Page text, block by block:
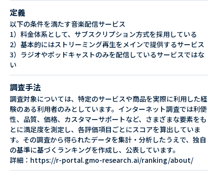
定義
以下の条件を満たす音楽配信サービス
1）料金体系として、サブスクリプション方式を採用している
2）基本的にはストリーミング再生をメインで提供するサービス
3）ラジオやポッドキャストのみを配信しているサービスではな
い
調査手法
調査対象については、特定のサービスや商品を実際に利用した経
験のある利用者のみとしています。インターネット調査では利便
性、品質、価格、カスタマーサポートなど、さまざまな要素をも
とに満足度を測定し、各評価項目ごとにスコアを算出していま
す。その調査から得られたデータを集計・分析したうえで、独自
の基準に基づくランキングを作成し、公表しています。
詳細：https://r-portal.gmo-research.ai/ranking/about/